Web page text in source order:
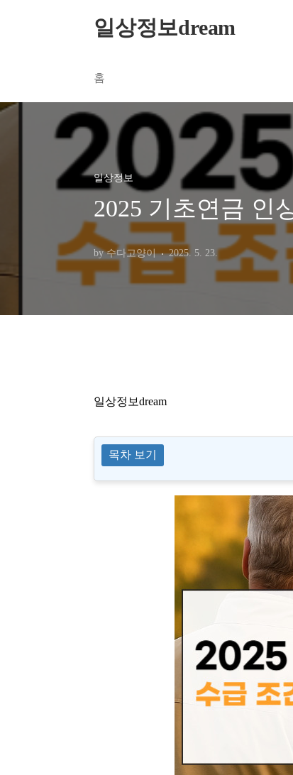
일상정보dream
홈
일상정보dream
일상정보
2025 기초연금 인
by 수다고양이 2025. 5. 23.
목차 보기